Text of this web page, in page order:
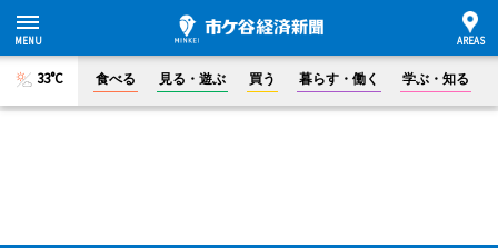
33°C 食べる 見る・遊ぶ 買う 暮らす・働く 学ぶ・知る